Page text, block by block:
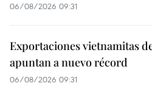
06/08/2026 09:31
Exportaciones vietnamitas
apuntan a nuevo récord
06/08/2026 09:31